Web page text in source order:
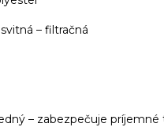
– filtračná
– zabezpečuje